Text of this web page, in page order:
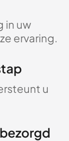
in uw
ervaring.
u